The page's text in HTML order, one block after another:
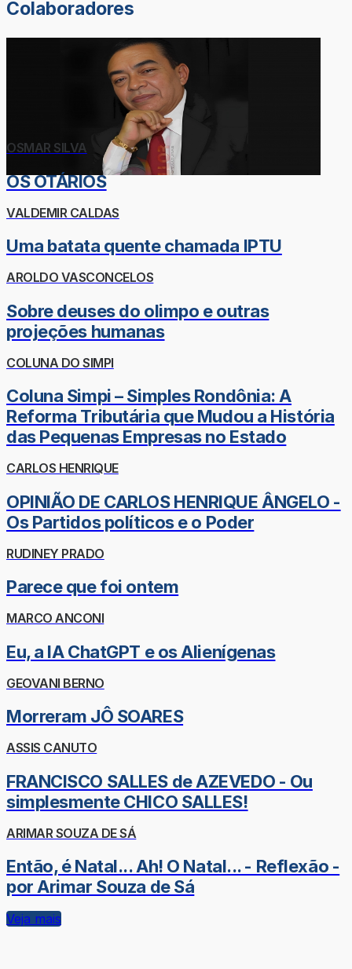
Colaboradores
OSMAR SILVA
OS OTÁRIOS
VALDEMIR CALDAS
Uma batata quente chamada IPTU
AROLDO VASCONCELOS
Sobre deuses do olimpo e outras
projeções humanas
COLUNA DO SIMPI
Coluna Simpi – Simples Rondônia: A
Reforma Tributária que Mudou a História
das Pequenas Empresas no Estado
CARLOS HENRIQUE
OPINIÃO DE CARLOS HENRIQUE ÂNGELO -
Os Partidos políticos e o Poder
RUDINEY PRADO
Parece que foi ontem
MARCO ANCONI
Eu, a IA ChatGPT e os Alienígenas
GEOVANI BERNO
Morreram JÔ SOARES
ASSIS CANUTO
FRANCISCO SALLES de AZEVEDO - Ou
simplesmente CHICO SALLES!
ARIMAR SOUZA DE SÁ
Então, é Natal... Ah! O Natal... - Reflexão -
por Arimar Souza de Sá
Veja mais